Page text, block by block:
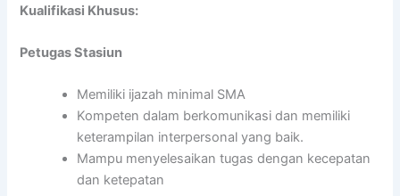
Kualifikasi Khusus:
Petugas Stasiun
Memiliki ijazah minimal SMA
Kompeten dalam berkomunikasi dan memiliki
keterampilan interpersonal yang baik.
Mampu menyelesaikan tugas dengan kecepatan
dan ketepatan